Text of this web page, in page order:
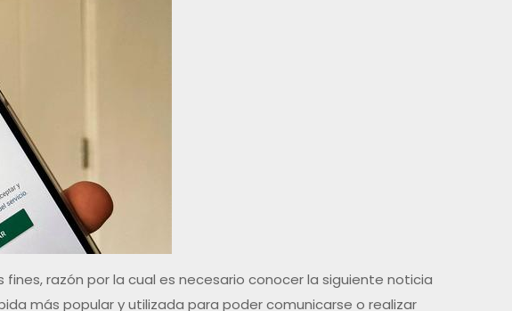
razón por la cual es necesario conocer la siguiente noticia
más popular y utilizada para poder comunicarse o realizar